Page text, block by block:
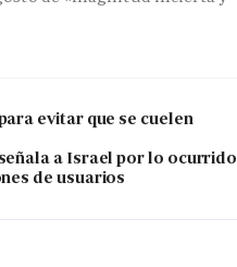
evitar que se cuelen
a Israel por lo ocurrido
de usuarios